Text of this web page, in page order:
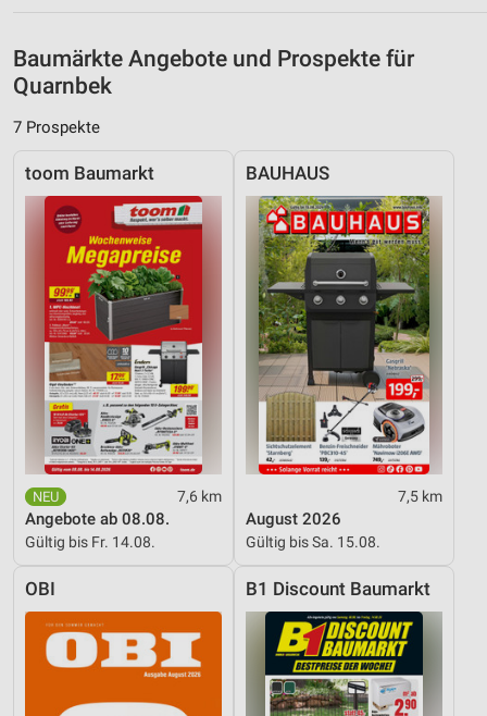
Baumärkte Angebote und Prospekte für
Quarnbek
7 Prospekte
toom Baumarkt
7,6 km
Angebote ab 08.08.
Gültig bis Fr. 14.08.
BAUHAUS
7,5 km
August 2026
Gültig bis Sa. 15.08.
OBI B1 Discount Baumarkt
personalisierter Inhalte
Messung der Werbeleistung
Messung der Performance von Inhalten
Analyse von Zielgruppen durch Statistiken oder
Kombinationen von Daten aus verschiedenen
Quellen
Entwicklung und Verbesserung der Angebote
Verwendung reduzierter Daten zur Auswahl von
Inhalten
IAB-Besonderheiten:
Verwendung genauer Standortdaten
Geräte anhand von aktiv angeforderten
Informationen identifizieren
Nicht-IAB-Verarbeitungszwecke:
Notwendig
Funktional
Werbung